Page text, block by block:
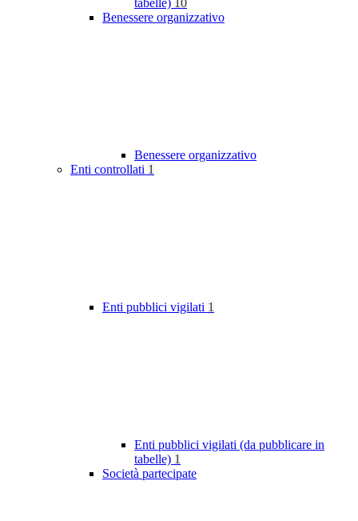
tabelle)
10
Benessere organizzativo
Benessere organizzativo
Enti controllati 1
Enti pubblici vigilati 1
Enti pubblici vigilati (da pubblicare in
tabelle) 1
Società partecipate